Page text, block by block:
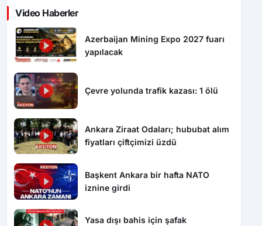
Video Haberler
Azerbaijan Mining Expo 2027 fuarı
yapılacak
Çevre yolunda trafik kazası: 1 ölü
Ankara Ziraat Odaları; hububat alım
fiyatları çiftçimizi üzdü
Başkent Ankara bir hafta NATO
iznine girdi
Yasa dışı bahis için şafak